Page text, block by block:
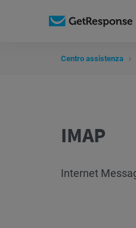
Centro assistenza
IMAP
Internet